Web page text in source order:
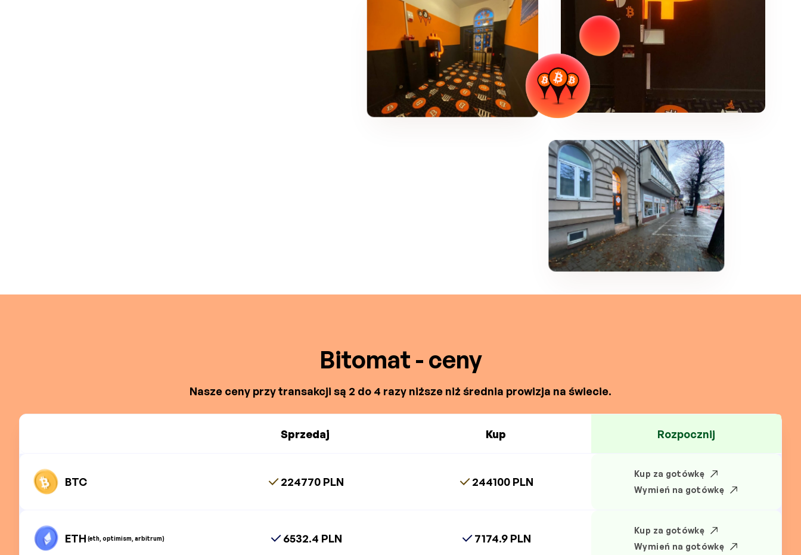
Bitomat - ceny
Nasze ceny przy transakcji są 2 do 4 razy niższe niż średnia prowizja na świecie.
Sprzedaj Kup Rozpocznij
BTC 224770 PLN 244100 PLN
Kup za gotówkę
Wymień na gotówkę
ETH (eth, optimism, arbitrum) 6532.4 PLN 7174.9 PLN
Kup za gotówkę
Wymień na gotówkę